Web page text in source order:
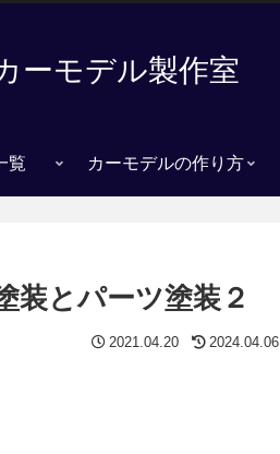
ーモデル製作室
覧 カーモデルの作り方
とパーツ塗装２
2021.04.20 2024.04.06